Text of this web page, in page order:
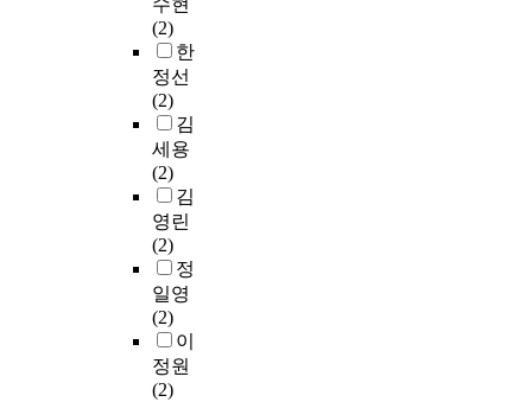
수현
(2)
한
정선
(2)
김
세용
(2)
김
영린
(2)
정
일영
(2)
이
정원
(2)